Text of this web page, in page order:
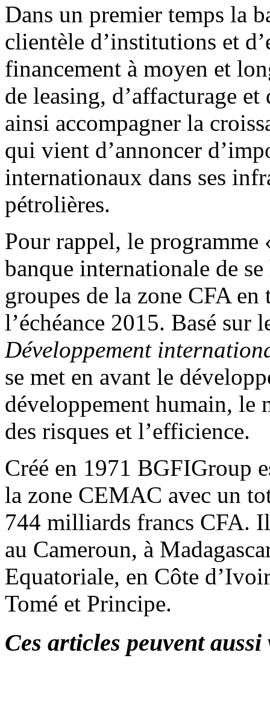
Dans un premier temps la
clientèle d’institutions et
financement à moyen et
de leasing, d’affacturage
ainsi accompagner la
qui vient d’annoncer
internationaux dans ses
pétrolières.
Pour rappel, le programme
banque internationale de
groupes de la zone CFA
l’échéance 2015. Basé sur
Développement
se met en avant le
développement humain, le
des risques et l’efficience.
Créé en 1971 BGFIGroup
la zone CEMAC avec un
744 milliards francs CFA.
au Cameroun, à
Equatoriale, en Côte
Tomé et Principe.
Ces articles peuvent